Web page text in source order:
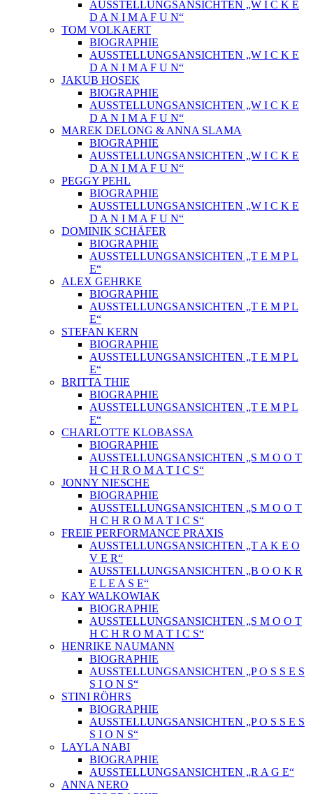
AUSSTELLUNGSANSICHTEN „W I C K E
D A N I M A F U N“
TOM VOLKAERT
BIOGRAPHIE
AUSSTELLUNGSANSICHTEN „W I C K E
D A N I M A F U N“
JAKUB HOSEK
BIOGRAPHIE
AUSSTELLUNGSANSICHTEN „W I C K E
D A N I M A F U N“
MAREK DELONG & ANNA SLAMA
BIOGRAPHIE
AUSSTELLUNGSANSICHTEN „W I C K E
D A N I M A F U N“
PEGGY PEHL
BIOGRAPHIE
AUSSTELLUNGSANSICHTEN „W I C K E
D A N I M A F U N“
DOMINIK SCHÄFER
BIOGRAPHIE
AUSSTELLUNGSANSICHTEN „T E M P L
E“
ALEX GEHRKE
BIOGRAPHIE
AUSSTELLUNGSANSICHTEN „T E M P L
E“
STEFAN KERN
BIOGRAPHIE
AUSSTELLUNGSANSICHTEN „T E M P L
E“
BRITTA THIE
BIOGRAPHIE
AUSSTELLUNGSANSICHTEN „T E M P L
E“
CHARLOTTE KLOBASSA
BIOGRAPHIE
AUSSTELLUNGSANSICHTEN „S M O O T
H C H R O M A T I C S“
JONNY NIESCHE
BIOGRAPHIE
AUSSTELLUNGSANSICHTEN „S M O O T
H C H R O M A T I C S“
FREIE PERFORMANCE PRAXIS
AUSSTELLUNGSANSICHTEN „T A K E O
V E R“
AUSSTELLUNGSANSICHTEN „B O O K R
E L E A S E“
KAY WALKOWIAK
BIOGRAPHIE
AUSSTELLUNGSANSICHTEN „S M O O T
H C H R O M A T I C S“
HENRIKE NAUMANN
BIOGRAPHIE
AUSSTELLUNGSANSICHTEN „P O S S E S
S I O N S“
STINI RÖHRS
BIOGRAPHIE
AUSSTELLUNGSANSICHTEN „P O S S E S
S I O N S“
LAYLA NABI
BIOGRAPHIE
AUSSTELLUNGSANSICHTEN „R A G E“
ANNA NERO